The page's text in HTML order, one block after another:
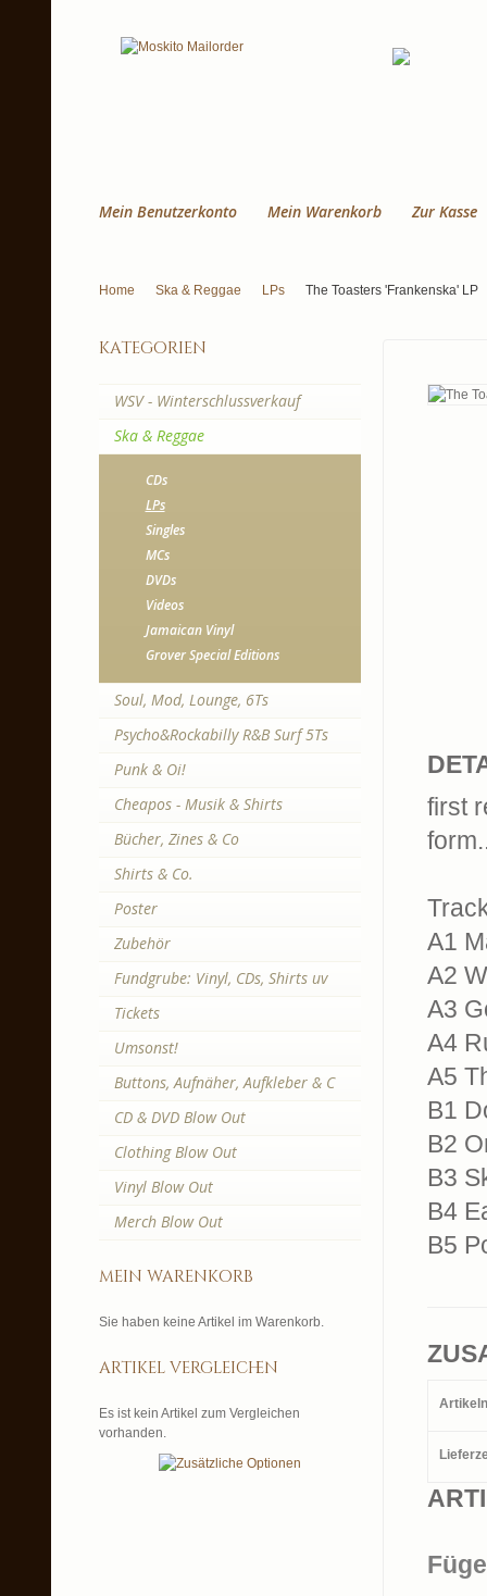
Mein Benutzerkonto Mein Warenkorb Zur Kasse
Home Ska & Reggae LPs The Toasters ‎'Frankenska' LP
first
A1
A2
A3
A4
A5
B1
B2
B3
B4
B5
kategorien
WSV - Winterschlussverkauf
Ska & Reggae
CDs
LPs
Singles
MCs
DVDs
Videos
Jamaican Vinyl
Grover Special Editions
Soul, Mod, Lounge, 6Ts
Psycho&Rockabilly R&B Surf 5Ts
Punk & Oi!
Cheapos - Musik & Shirts
Bücher, Zines & Co
Shirts & Co.
Poster
Zubehör
Fundgrube: Vinyl, CDs, Shirts uv
Tickets
Umsonst!
Buttons, Aufnäher, Aufkleber & C
CD & DVD Blow Out
Clothing Blow Out
Vinyl Blow Out
Merch Blow Out
mein warenkorb
Sie haben keine Artikel im Warenkorb.
artikel vergleichen
Es ist kein Artikel zum Vergleichen
vorhanden.